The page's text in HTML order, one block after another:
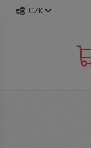
CZK